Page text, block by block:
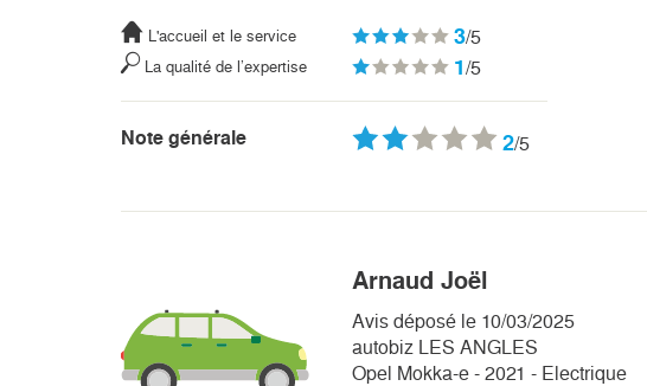
L'accueil et le service 3/5
La qualité de l’expertise 1/5
Note générale 2/5
Arnaud Joël
Avis déposé le 10/03/2025
autobiz LES ANGLES
Opel Mokka-e - 2021 - Electrique